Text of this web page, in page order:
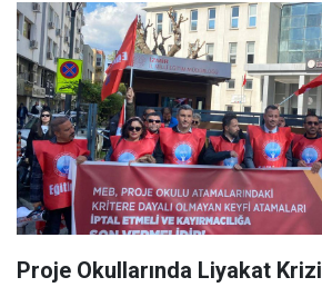
Proje Okullarında Liyakat Krizi